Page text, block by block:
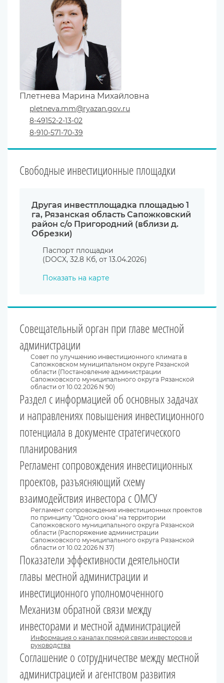
Плетнева Марина Михайловна
pletneva.mm@ryazan.gov.ru
8-49152-2-13-02
8-910-571-70-39
Свободные инвестиционные площадки
Другая инвестплощадка площадью 1
га, Рязанская область Сапожковский
район с/о Пригородний (вблизи д.
Обрезки)
Паспорт площадки
(DOCX, 32.8 Кб, от 13.04.2026)
Показать на карте
Совещательный орган при главе местной
администрации
Совет по улучшению инвестиционного климата в
Сапожковском муниципальном округе Рязанской
области (Постановление администрации
Сапожковского муниципального округа Рязанской
области от 10.02.2026 N 90)
Раздел с информацией об основных задачах
и направлениях повышения инвестиционного
потенциала в документе стратегического
планирования
Регламент сопровождения инвестиционных
проектов, разъясняющий схему
взаимодействия инвестора с ОМСУ
Регламент сопровождения инвестиционных проектов
по принципу "Одного окна" на территории
Сапожковского муниципального округа Рязанской
области (Распоряжение администрации
Сапожковского муниципального округа Рязанской
области от 10.02.2026 N 37)
Показатели эффективности деятельности
главы местной администрации и
инвестиционного уполномоченного
Механизм обратной связи между
инвесторами и местной администрацией
Информация о каналах прямой связи инвесторов и
руководства
Соглашение о сотрудничестве между местной
администрацией и агентством развития